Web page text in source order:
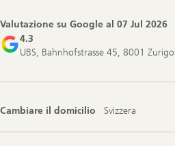
Valutazione su Google al 07 Jul 2026
4.3
UBS, Bahnhofstrasse 45, 8001 Zurigo
Cambiare il domicilio Svizzera